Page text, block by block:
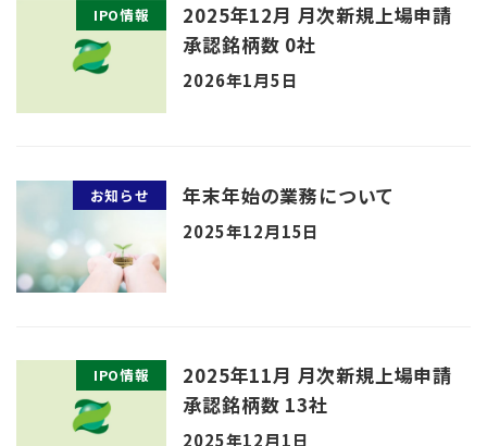
IPO情報
2025年12月 月次新規上場申請
承認銘柄数 0社
2026年1月5日
お知らせ 年末年始の業務について
2025年12月15日
IPO情報
2025年11月 月次新規上場申請
承認銘柄数 13社
2025年12月1日